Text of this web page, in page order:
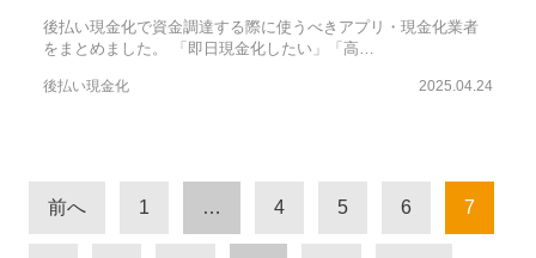
後払い現金化で資金調達する際に使うべきアプリ・現金化業者
をまとめました。 「即日現金化したい」「高…
2025.04.24
後払い現金化
前へ 1 … 4 5 6 7